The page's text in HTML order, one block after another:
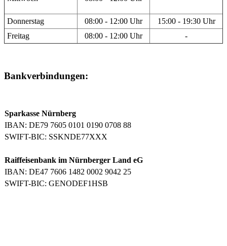
Donnerstag 08:00 - 12:00 Uhr
15:00 - 19:30 Uhr
Freitag
08:00 - 12:00 Uhr -
Bankverbindungen:
Sparkasse Nürnberg
IBAN: DE79 7605 0101 0190 0708 88
SWIFT-BIC: SSKNDE77XXX
Raiffeisenbank im Nürnberger Land eG
IBAN: DE47 7606 1482 0002 9042 25
SWIFT-BIC: GENODEF1HSB